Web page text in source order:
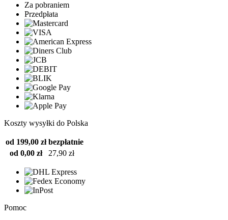
Za pobraniem
Przedpłata
Koszty wysyłki do Polska
od 199,00 zł bezpłatnie
od 0,00 zł
27,90 zł
Pomoc